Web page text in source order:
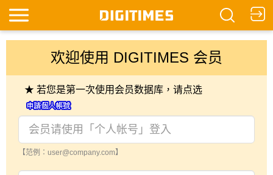
欢迎使用 DIGITIMES 会员
★ 若您是第一次使用会员数据库，请点选
【范例：user@company.com】